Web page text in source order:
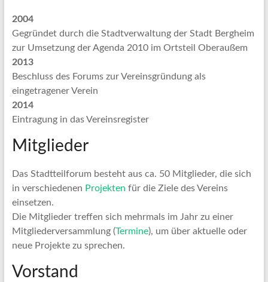
2004
Gegründet durch die Stadtverwaltung der Stadt Bergheim
zur Umsetzung der Agenda 2010 im Ortsteil Oberaußem
2013
Beschluss des Forums zur Vereinsgründung als
eingetragener Verein
2014
Eintragung in das Vereinsregister
Mitglieder
Das Stadtteilforum besteht aus ca. 50 Mitglieder, die sich
in verschiedenen Projekten für die Ziele des Vereins
einsetzen.
Die Mitglieder treffen sich mehrmals im Jahr zu einer
Mitgliederversammlung (Termine), um über aktuelle oder
neue Projekte zu sprechen.
Vorstand